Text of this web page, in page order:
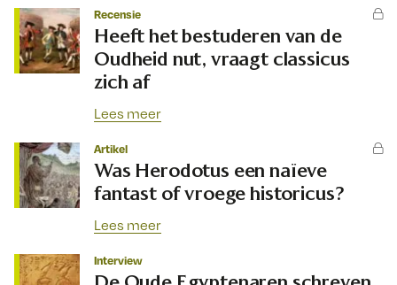
Recensie
Heeft het bestuderen van de
Oudheid nut, vraagt classicus
zich af
Lees meer
Artikel
Was Herodotus een naïeve
fantast of vroege historicus?
Lees meer
Interview